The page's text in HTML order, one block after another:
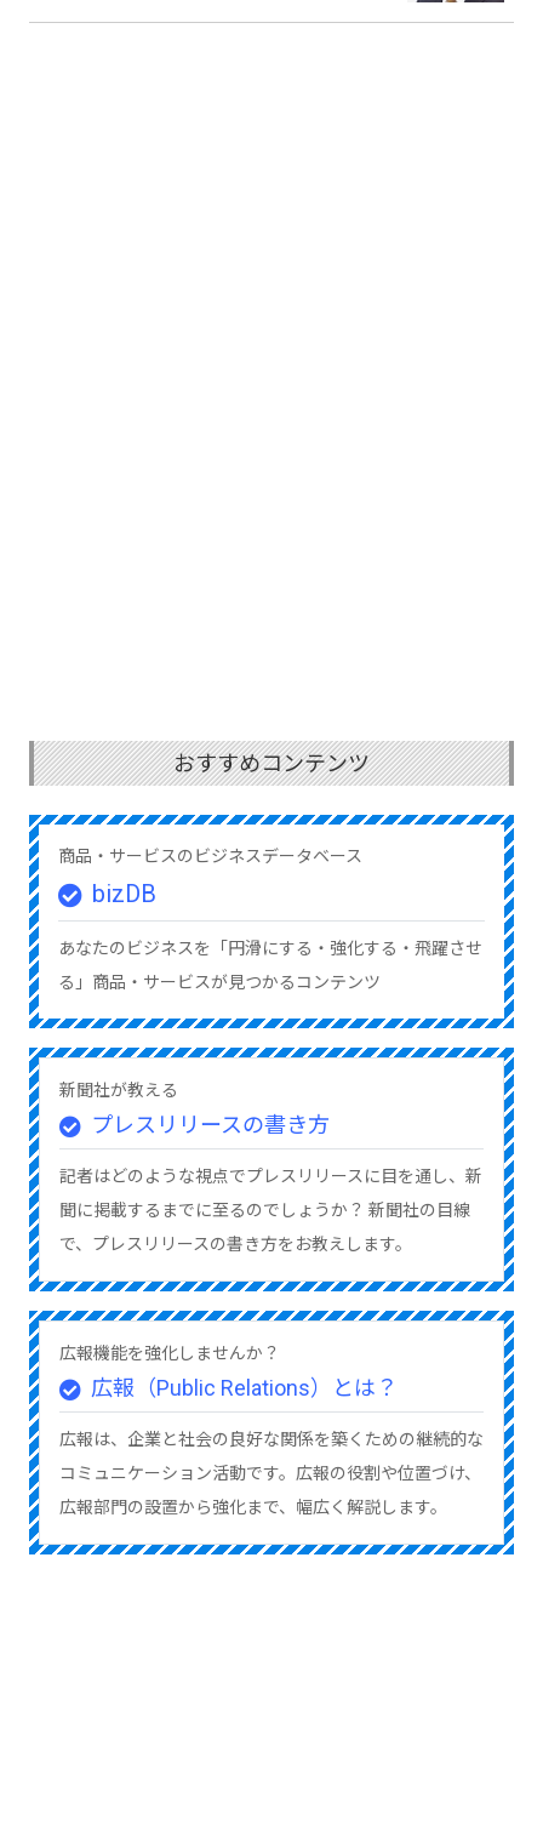
おすすめコンテンツ
商品・サービスのビジネスデータベース
bizDB
あなたのビジネスを「円滑にする・強化する・飛躍させ
る」商品・サービスが見つかるコンテンツ
新聞社が教える
プレスリリースの書き方
記者はどのような視点でプレスリリースに目を通し、新
聞に掲載するまでに至るのでしょうか？ 新聞社の目線
で、プレスリリースの書き方をお教えします。
広報機能を強化しませんか？
広報（Public Relations）とは？
広報は、企業と社会の良好な関係を築くための継続的な
コミュニケーション活動です。広報の役割や位置づけ、
広報部門の設置から強化まで、幅広く解説します。